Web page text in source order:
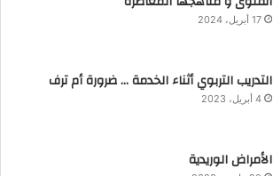
17 أبريل، 2024
التدريب التربوي أثناء الخدمة … ضرورة أم ترف
4 أبريل، 2023
الأمراض الوريدية